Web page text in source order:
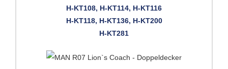
H-KT108, H-KT114, H-KT116
H-KT118, H-KT136, H-KT200
H-KT281